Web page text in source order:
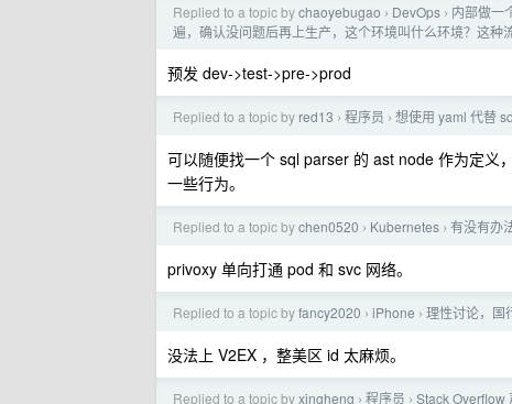
Replied to a topic bychaoyebugao › DevOps › 内部做一
遍，确认没问题后再上生产，这个环境叫什么环境？这种
预发 dev->test->pre->prod
Replied to a topic by red13 › 程序员 › 想使用 yaml 代替
可以随便找一个 sql parser 的 ast node 作为定义
一些行为。
Replied to a topic bychen0520 › Kubernetes › 有没有办
privoxy 单向打通 pod 和 svc 网络。
Replied to a topic byfancy2020 › iPhone › 理性讨论，国
没法上 V2EX ，整美区 id 太麻烦。
Replied to a topic byxingheng › 程序员 › Stack Overflow